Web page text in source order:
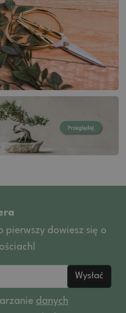
pierwszy dowiesz się o
Wysłać
danych